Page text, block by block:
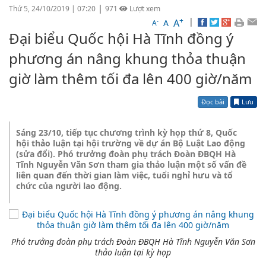
Thứ 5, 24/10/2019 | 07:20 | 971
Lượt xem
A- A A+ |
Đại biểu Quốc hội Hà Tĩnh đồng ý
phương án nâng khung thỏa thuận
giờ làm thêm tối đa lên 400 giờ/năm
Đọc bài Lưu
Sáng 23/10, tiếp tục chương trình kỳ họp thứ 8, Quốc
hội thảo luận tại hội trường về dự án Bộ Luật Lao động
(sửa đổi). Phó trưởng đoàn phụ trách Đoàn ĐBQH Hà
Tĩnh Nguyễn Văn Sơn tham gia thảo luận một số vấn đề
liên quan đến thời gian làm việc, tuổi nghỉ hưu và tổ
chức của người lao động.
Phó trưởng đoàn phụ trách Đoàn ĐBQH Hà Tĩnh Nguyễn Văn Sơn
thảo luận tại kỳ họp